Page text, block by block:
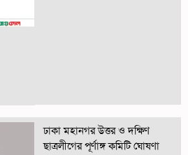
ঢাকা মহানগর উত্তর ও দক্ষিণ
ছাত্রলীগের পূর্ণাঙ্গ কমিটি ঘোষণা